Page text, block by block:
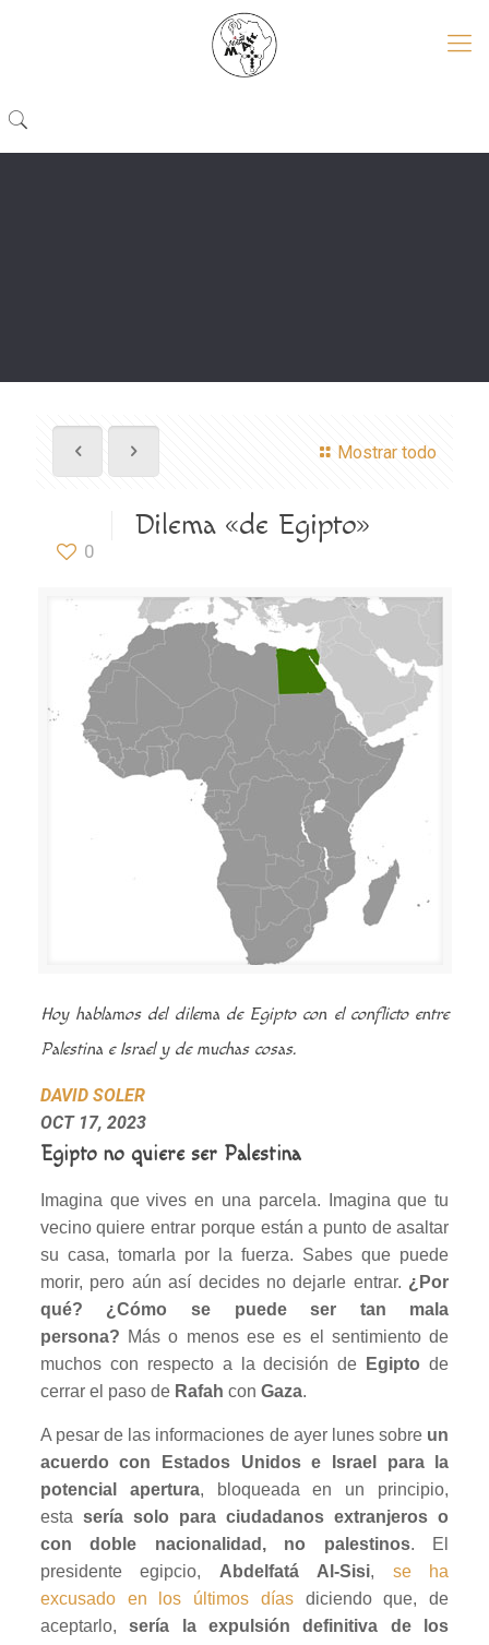
Mostrar todo
0
Dilema «de Egipto»
Hoy hablamos del dilema de Egipto con el conflicto entre
Palestina e Israel y de muchas cosas.
DAVID SOLER
OCT 17, 2023
Egipto no quiere ser Palestina
Imagina que vives en una parcela. Imagina que tu
vecino quiere entrar porque están a punto de asaltar
su casa, tomarla por la fuerza. Sabes que puede
morir, pero aún así decides no dejarle entrar. ¿Por
qué? ¿Cómo se puede ser tan mala
persona? Más o menos ese es el sentimiento de
muchos con respecto a la decisión de
Egipto de
cerrar el paso de Rafah con Gaza.
A pesar de las informaciones de ayer lunes sobre un
acuerdo con Estados Unidos e Israel para la
potencial apertura, bloqueada en un principio,
esta sería solo para ciudadanos extranjeros o
con doble nacionalidad, no palestinos. El
presidente egipcio, Abdelfatá Al-Sisi, se ha
excusado en los últimos díasdiciendo que, de
aceptarlo,sería la expulsión definitiva de los